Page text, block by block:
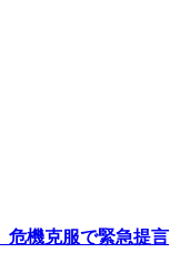
危機克服で緊急提言